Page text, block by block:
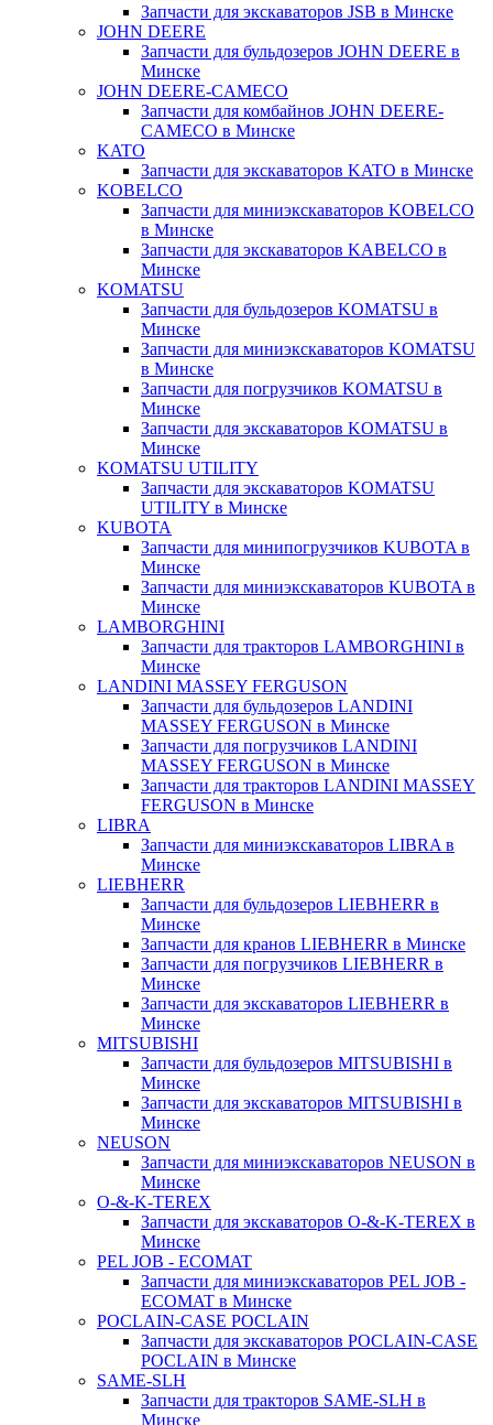
Запчасти для экскаваторов JSB в Минске
JOHN DEERE
Запчасти для бульдозеров JOHN DEERE в
Минске
JOHN DEERE-CAMECO
Запчасти для комбайнов JOHN DEERE-
CAMECO в Минске
KATO
Запчасти для экскаваторов KATO в Минске
KOBELCO
Запчасти для миниэкскаваторов KOBELCO
в Минске
Запчасти для экскаваторов KABELCO в
Минске
KOMATSU
Запчасти для бульдозеров KOMATSU в
Минске
Запчасти для миниэкскаваторов KOMATSU
в Минске
Запчасти для погрузчиков KOMATSU в
Минске
Запчасти для экскаваторов KOMATSU в
Минске
KOMATSU UTILITY
Запчасти для экскаваторов KOMATSU
UTILITY в Минске
KUBOTA
Запчасти для минипогрузчиков KUBOTA в
Минске
Запчасти для миниэкскаваторов KUBOTA в
Минске
LAMBORGHINI
Запчасти для тракторов LAMBORGHINI в
Минске
LANDINI MASSEY FERGUSON
Запчасти для бульдозеров LANDINI
MASSEY FERGUSON в Минске
Запчасти для погрузчиков LANDINI
MASSEY FERGUSON в Минске
Запчасти для тракторов LANDINI MASSEY
FERGUSON в Минске
LIBRA
Запчасти для миниэкскаваторов LIBRA в
Минске
LIEBHERR
Запчасти для бульдозеров LIEBHERR в
Минске
Запчасти для кранов LIEBHERR в Минске
Запчасти для погрузчиков LIEBHERR в
Минске
Запчасти для экскаваторов LIEBHERR в
Минске
MITSUBISHI
Запчасти для бульдозеров MITSUBISHI в
Минске
Запчасти для экскаваторов MITSUBISHI в
Минске
NEUSON
Запчасти для миниэкскаваторов NEUSON в
Минске
O-&-K-TEREX
Запчасти для экскаваторов O-&-K-TEREX в
Минске
PEL JOB - ECOMAT
Запчасти для миниэкскаваторов PEL JOB -
ECOMAT в Минске
POCLAIN-CASE POCLAIN
Запчасти для экскаваторов POCLAIN-CASE
POCLAIN в Минске
SAME-SLH
Запчасти для тракторов SAME-SLH в
Минске